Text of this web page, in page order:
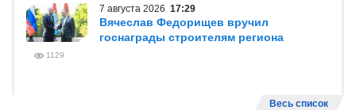
7 августа 2026 17:29
Вячеслав Федорищев вручил
госнаграды строителям региона
1129
Весь список